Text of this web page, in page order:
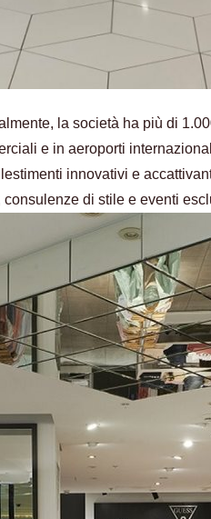
la società ha più di
e in aeroporti
innovativi e
di stile e eventi